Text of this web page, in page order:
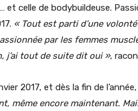
et celle de bodybuildeuse.
« Tout est parti d’une
par les femmes
j’ai tout de suite dit oui »,
2017, et dès la fin de
même encore maintenant.